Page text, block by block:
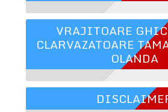
VRAJITOARE
CLARVAZATOARE
OLANDA